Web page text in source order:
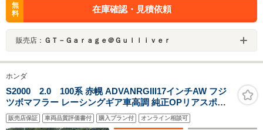
無
料
在庫確認・見積依頼
販売店： ＧＴ－Ｇａｒａｇｅ＠Ｇｕｌｌｉｖｅｒ
ホンダ
S2000 2.0 100系 赤幌 ADVANRGIII17インチAW フジ
ツボマフラー レーシングギア車高調 純正OPリアスポイ
ラー D席レカロフルバケットシート HIDヘッドライト
ETC
販売店保証 車両品質評価書付 購入プラン付 オンライン相談可